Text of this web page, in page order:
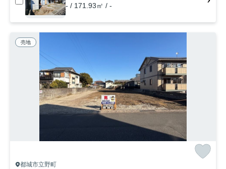
- / 171.93㎡ / -
売地
都城市立野町